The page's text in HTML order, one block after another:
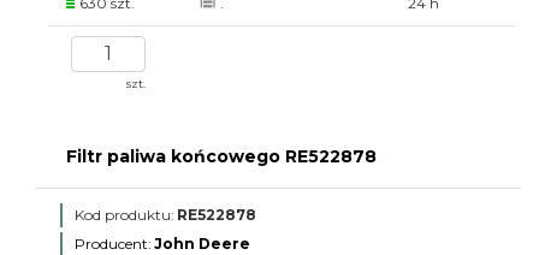
szt.
Filtr paliwa końcowego RE522878
Kod produktu: RE522878
Producent: John Deere